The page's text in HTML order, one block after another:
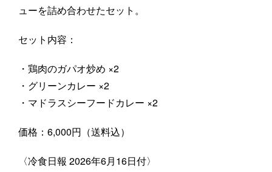
ューを詰め合わせたセット。
セット内容：
・鶏肉のガパオ炒め ×2
・グリーンカレー ×2
・マドラスシーフードカレー ×2
価格：6,000円（送料込）
〈冷食日報 2026年6月16日付〉